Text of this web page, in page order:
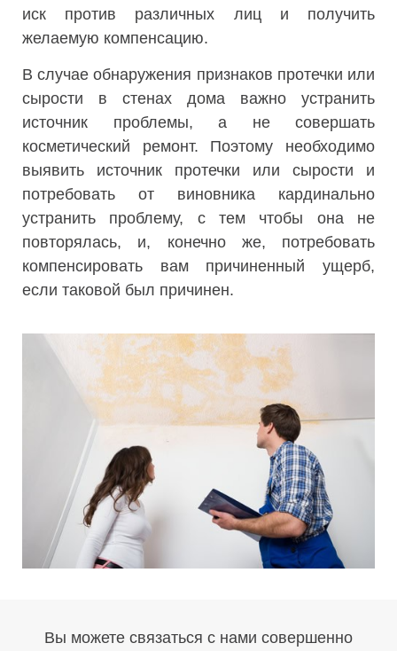
иск против различных лиц и получить
желаемую компенсацию.
В случае обнаружения признаков протечки или
сырости в стенах дома важно устранить
источник проблемы, а не совершать
косметический ремонт. Поэтому необходимо
выявить источник протечки или сырости и
потребовать от виновника кардинально
устранить проблему, с тем чтобы она не
повторялась, и, конечно же, потребовать
компенсировать вам причиненный ущерб,
если таковой был причинен.
Вы можете связаться с нами совершенно